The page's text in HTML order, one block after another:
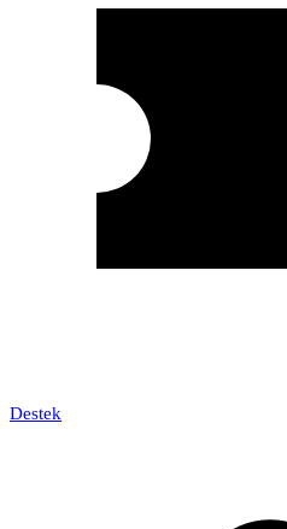
Destek